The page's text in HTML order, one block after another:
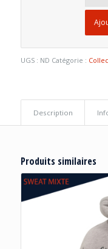
UGS : ND Catégorie :
Description
Produits similaires